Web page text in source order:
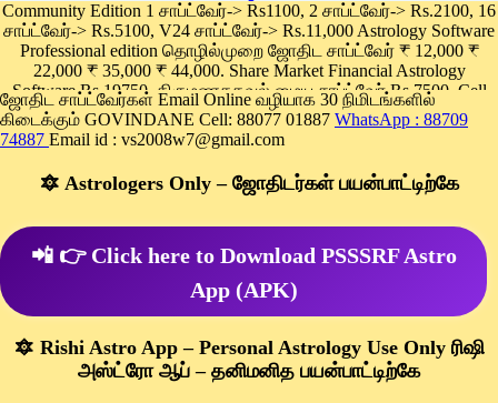
Community Edition 1 சாப்ட்வேர்-> Rs1100, 2 சாப்ட்வேர்-> Rs.2100, 16
சாப்ட்வேர்-> Rs.5100, V24 சாப்ட்வேர்-> Rs.11,000 Astrology Software
Professional edition தொழில்முறை ஜோதிட சாப்ட்வேர் ₹ 12,000 ₹
22,000 ₹ 35,000 ₹ 44,000. Share Market Financial Astrology
Software Rs.19750, திருமணதகவல் மைய சாப்ட்வேர் Rs.7500, Cell
Phone App Rs. 1100
Pay online
ஜோதிட சாப்ட்வேர்கள் Email Online வழியாக 30 நிமிடங்களில்
கிடைக்கும் GOVINDANE Cell: 88077 01887 WhatsApp : 88709
74887 Email id : vs2008w7@gmail.com
🔯 Astrologers Only – ஜோதிடர்கள் பயன்பாட்டிற்கே
📲 👉 Click here to Download PSSSRF Astro
App (APK)
🔯 Rishi Astro App – Personal Astrology Use Only ரிஷி
அஸ்ட்ரோ ஆப் – தனிமனித பயன்பாட்டிற்கே